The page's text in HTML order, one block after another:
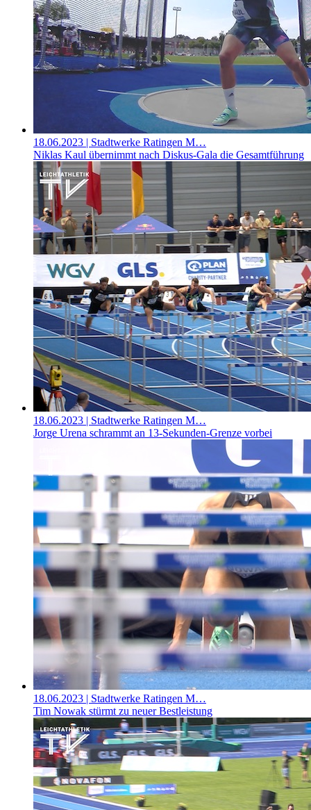
18.06.2023 | Stadtwerke Ratingen M…
Niklas Kaul übernimmt nach Diskus-Gala die Gesamtführung
18.06.2023 | Stadtwerke Ratingen M…
Jorge Urena schrammt an 13-Sekunden-Grenze vorbei
18.06.2023 | Stadtwerke Ratingen M…
Tim Nowak stürmt zu neuer Bestleistung